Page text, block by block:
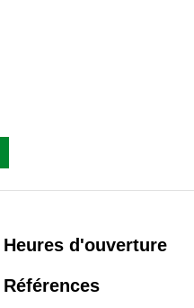
Heures d'ouverture
Références